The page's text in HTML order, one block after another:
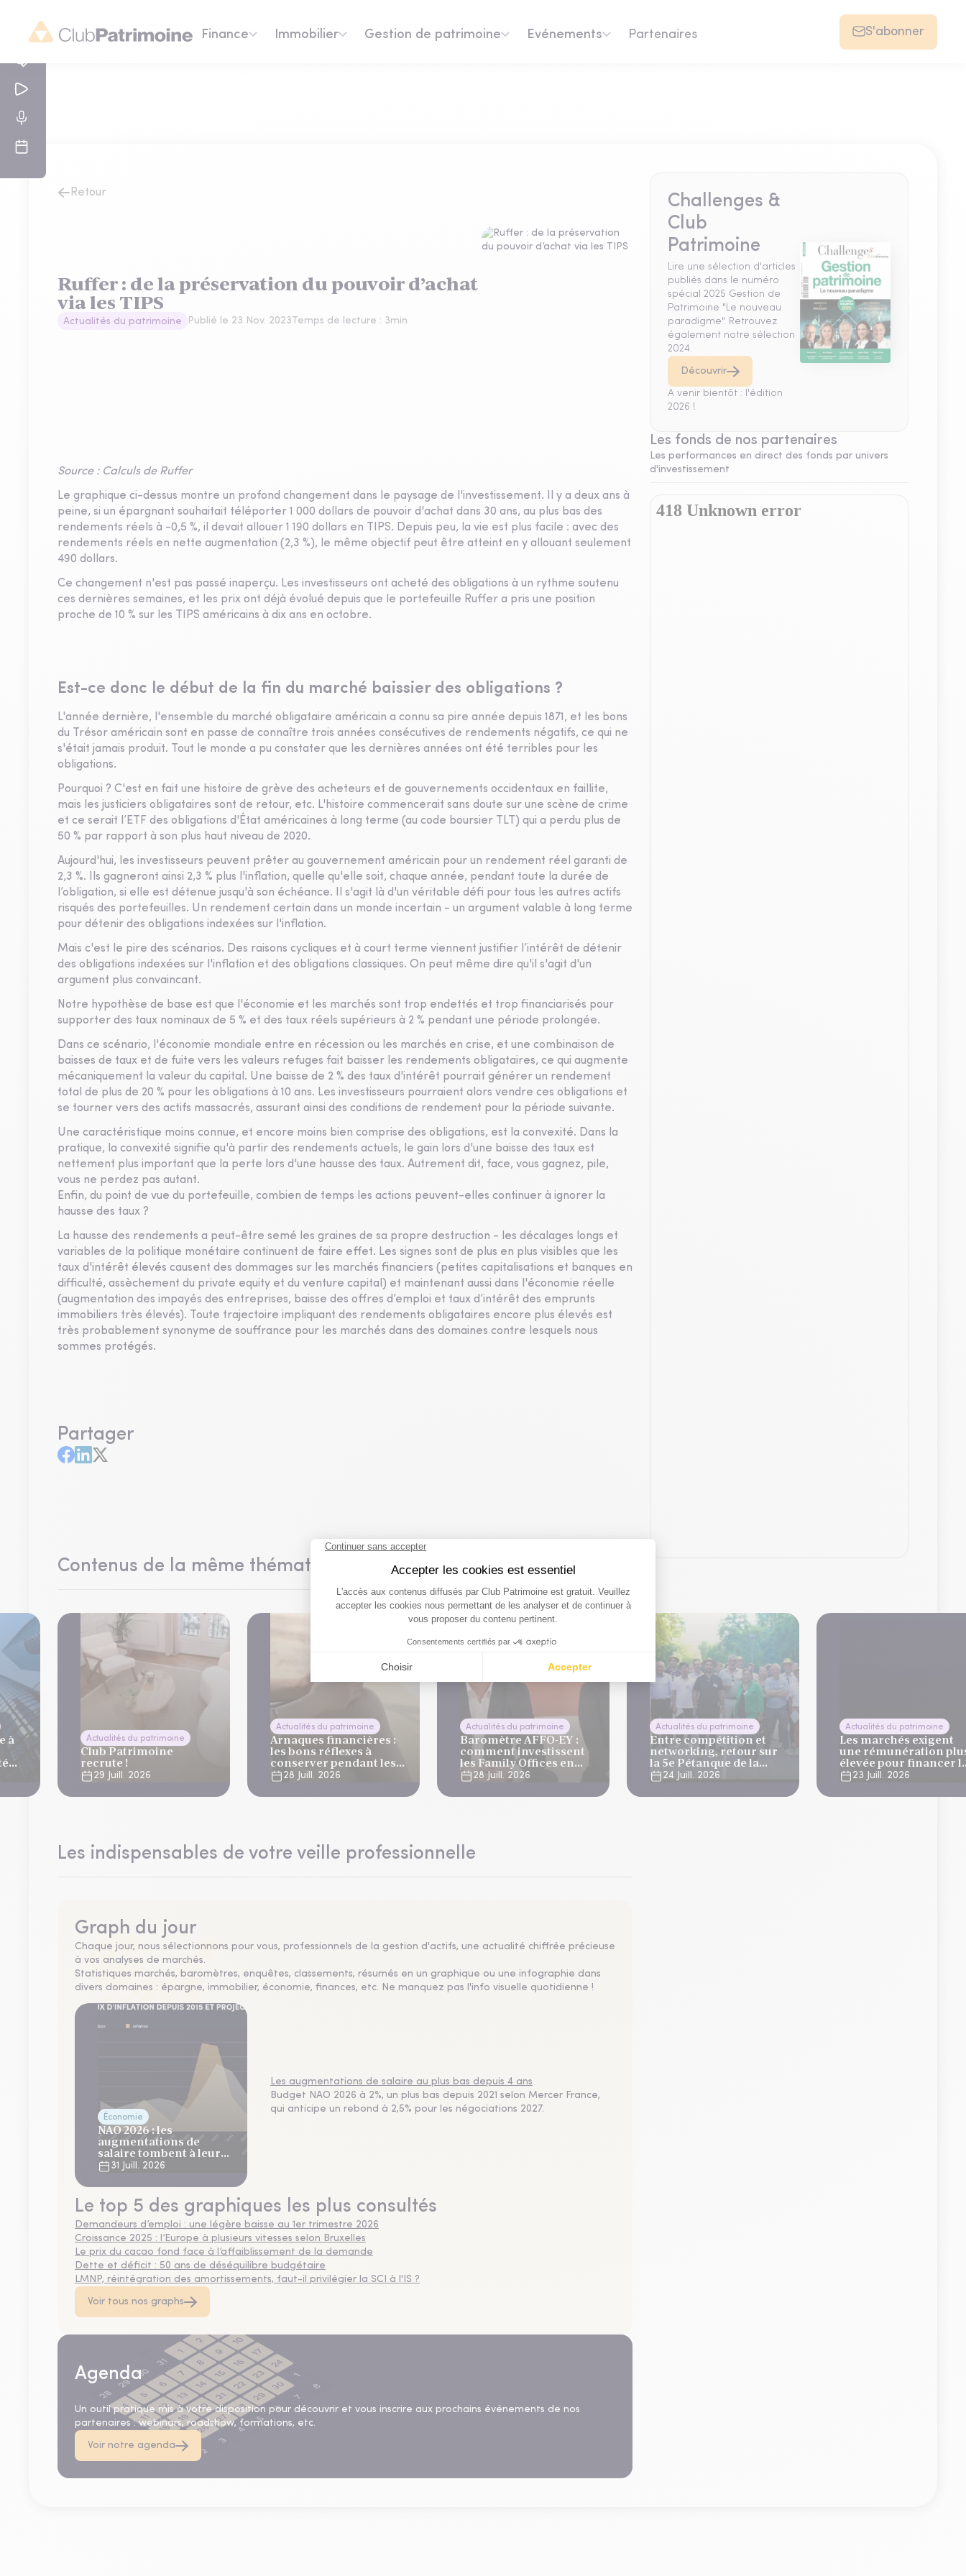
Finance Immobilier Gestion de patrimoine Evénements Partenaires S'abonner
Retour
Ruffer : de la préservation du pouvoir d’achat
via les TIPS
Actualités du patrimoine Publié le 23 Nov. 2023Temps de lecture : 3min
Source : Calculs de Ruffer
Le graphique ci-dessus montre un profond changement dans le paysage de l'investissement. Il y a deux ans à
peine, si un épargnant souhaitait téléporter 1 000 dollars de pouvoir d'achat dans 30 ans, au plus bas des
rendements réels à -0,5 %, il devait allouer 1 190 dollars en TIPS. Depuis peu, la vie est plus facile : avec des
rendements réels en nette augmentation (2,3 %), le même objectif peut être atteint en y allouant seulement
490 dollars.
Ce changement n'est pas passé inaperçu. Les investisseurs ont acheté des obligations à un rythme soutenu
ces dernières semaines, et les prix ont déjà évolué depuis que le portefeuille Ruffer a pris une position
proche de 10 % sur les TIPS américains à dix ans en octobre.
Est-ce donc le début de la fin du marché baissier des obligations ?
L'année dernière, l'ensemble du marché obligataire américain a connu sa pire année depuis 1871, et les bons
du Trésor américain sont en passe de connaître trois années consécutives de rendements négatifs, ce qui ne
s'était jamais produit. Tout le monde a pu constater que les dernières années ont été terribles pour les
obligations.
Pourquoi ? C'est en fait une histoire de grève des acheteurs et de gouvernements occidentaux en faillite,
mais les justiciers obligataires sont de retour, etc. L'histoire commencerait sans doute sur une scène de crime
et ce serait l’ETF des obligations d'État américaines à long terme (au code boursier TLT) qui a perdu plus de
50 % par rapport à son plus haut niveau de 2020.
Aujourd'hui, les investisseurs peuvent prêter au gouvernement américain pour un rendement réel garanti de
2,3 %. Ils gagneront ainsi 2,3 % plus l'inflation, quelle qu'elle soit, chaque année, pendant toute la durée de
l’obligation, si elle est détenue jusqu'à son échéance. Il s'agit là d'un véritable défi pour tous les autres actifs
risqués des portefeuilles. Un rendement certain dans un monde incertain - un argument valable à long terme
pour détenir des obligations indexées sur l'inflation.
Mais c'est le pire des scénarios. Des raisons cycliques et à court terme viennent justifier l’intérêt de détenir
des obligations indexées sur l'inflation et des obligations classiques. On peut même dire qu'il s'agit d'un
argument plus convaincant.
Notre hypothèse de base est que l'économie et les marchés sont trop endettés et trop financiarisés pour
supporter des taux nominaux de 5 % et des taux réels supérieurs à 2 % pendant une période prolongée.
Dans ce scénario, l'économie mondiale entre en récession ou les marchés en crise, et une combinaison de
baisses de taux et de fuite vers les valeurs refuges fait baisser les rendements obligataires, ce qui augmente
mécaniquement la valeur du capital. Une baisse de 2 % des taux d'intérêt pourrait générer un rendement
total de plus de 20 % pour les obligations à 10 ans. Les investisseurs pourraient alors vendre ces obligations et
se tourner vers des actifs massacrés, assurant ainsi des conditions de rendement pour la période suivante.
Une caractéristique moins connue, et encore moins bien comprise des obligations, est la convexité. Dans la
pratique, la convexité signifie qu'à partir des rendements actuels, le gain lors d'une baisse des taux est
nettement plus important que la perte lors d'une hausse des taux. Autrement dit, face, vous gagnez, pile,
vous ne perdez pas autant.
Enfin, du point de vue du portefeuille, combien de temps les actions peuvent-elles continuer à ignorer la
hausse des taux ?
La hausse des rendements a peut-être semé les graines de sa propre destruction - les décalages longs et
variables de la politique monétaire continuent de faire effet. Les signes sont de plus en plus visibles que les
taux d'intérêt élevés causent des dommages sur les marchés financiers (petites capitalisations et banques en
difficulté, assèchement du private equity et du venture capital) et maintenant aussi dans l'économie réelle
(augmentation des impayés des entreprises, baisse des offres d’emploi et taux d’intérêt des emprunts
immobiliers très élevés). Toute trajectoire impliquant des rendements obligataires encore plus élevés est
très probablement synonyme de souffrance pour les marchés dans des domaines contre lesquels nous
sommes protégés.
Partager
Contenus de la même thématique
à
Actualités du patrimoine
Club Patrimoine
recrute !
29 Juill. 2026
Actualités du patrimoine
Arnaques financières :
les bons réflexes à
conserver pendant les
vacances
28 Juill. 2026
Actualités du patrimoine
Baromètre AFFO-EY :
comment investissent
les Family Offices en
2026 ?
28 Juill. 2026
Actualités du patrimoine
Entre compétition et
networking, retour sur
la 5e Pétanque de la
Finance
24 Juill. 2026
Actualités du patrimoine
Les marchés exigent
une rémunération
élevée pour financer
dette française
23 Juill. 2026
Les indispensables de votre veille professionnelle
Graph du jour
Chaque jour, nous sélectionnons pour vous, professionnels de la gestion d'actifs, une actualité chiffrée précieuse
à vos analyses de marchés.
Statistiques marchés, baromètres, enquêtes, classements, résumés en un graphique ou une infographie dans
divers domaines : épargne, immobilier, économie, finances, etc. Ne manquez pas l'info visuelle quotidienne !
Économie
NAO 2026 : les
augmentations de
salaire tombent à leur
plus bas niveau depuis 4
ans
31 Juill. 2026
Les augmentations de salaire au plus bas depuis 4 ans
Budget NAO 2026 à 2%, un plus bas depuis 2021 selon Mercer France,
qui anticipe un rebond à 2,5% pour les négociations 2027.
Le top 5 des graphiques les plus consultés
Demandeurs d’emploi : une légère baisse au 1er trimestre 2026
Croissance 2025 : l’Europe à plusieurs vitesses selon Bruxelles
Le prix du cacao fond face à l’affaiblissement de la demande
Dette et déficit : 50 ans de déséquilibre budgétaire
LMNP, réintégration des amortissements, faut-il privilégier la SCI à l'IS ?
Voir tous nos graphs
Agenda
Un outil pratique mis à votre disposition pour découvrir et vous inscrire aux prochains événements de nos
partenaires : webinars, roadshow, formations, etc.
Voir notre agenda
Challenges &
Club
Patrimoine
Lire une sélection d'articles
publiés dans le numéro
spécial 2025 Gestion de
Patrimoine "Le nouveau
paradigme". Retrouvez
également notre sélection
2024.
Découvrir
A venir bientôt : l'édition
2026 !
Les fonds de nos partenaires
Les performances en direct des fonds par univers
d'investissement